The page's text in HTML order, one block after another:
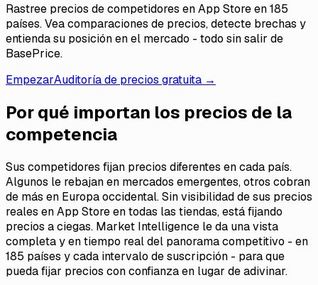
Rastree precios de competidores en App Store en 185
países. Vea comparaciones de precios, detecte brechas y
entienda su posición en el mercado - todo sin salir de
BasePrice.
EmpezarAuditoría de precios gratuita →
Por qué importan los precios de la
competencia
Sus competidores fijan precios diferentes en cada país.
Algunos le rebajan en mercados emergentes, otros cobran
de más en Europa occidental. Sin visibilidad de sus precios
reales en App Store en todas las tiendas, está fijando
precios a ciegas. Market Intelligence le da una vista
completa y en tiempo real del panorama competitivo - en
185 países y cada intervalo de suscripción - para que
pueda fijar precios con confianza en lugar de adivinar.